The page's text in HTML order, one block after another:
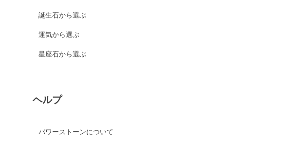
誕生石から選ぶ
運気から選ぶ
星座石から選ぶ
ヘルプ
パワーストーンについて